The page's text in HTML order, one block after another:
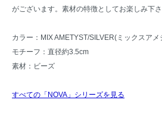
がございます。素材の特徴としてお楽しみ下さ
カラー：MIX AMETYST/SILVER(ミックスア
モチーフ：直径約3.5cm
素材：ビーズ
すべての「NOVA」シリーズを見る